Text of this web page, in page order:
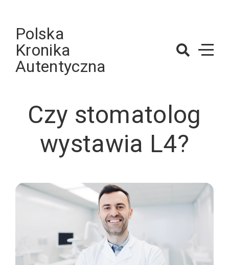
contentPolska
Kronika
Autentyczna
Czy stomatolog
wystawia L4?